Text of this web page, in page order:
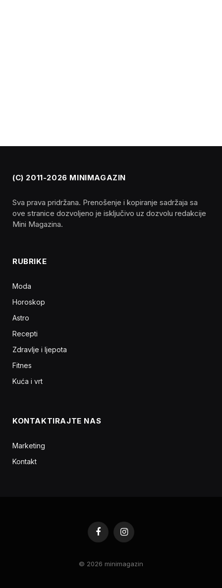
(C) 2011-2026 MINIMAGAZIN
Sva prava pridržana. Prenošenje i kopiranje sadržaja sa
ove stranice dozvoljeno je isključivo uz dozvolu redakcije
Mini Magazina.
RUBRIKE
Moda
Horoskop
Astro
Recepti
Zdravlje i ljepota
Fitnes
Kuća i vrt
KONTAKTIRAJTE NAS
Marketing
Kontakt
FacebookInstagram
© 2026 minimagazin